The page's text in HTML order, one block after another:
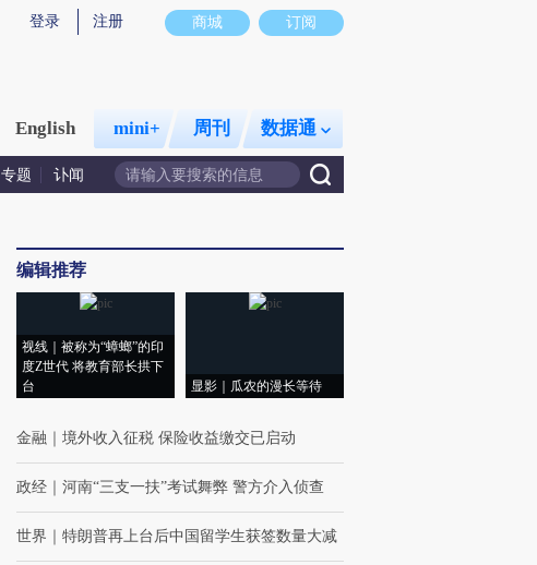
商城 订阅
登录 注册
English mini+ 周刊 数据通
专题 讣闻
编辑推荐
视线｜被称为“蟑螂”的印
度Z世代 将教育部长拱下
台
显影｜瓜农的漫长等待
金融 境外收入征税 保险收益缴交已启动
政经 河南“三支一扶”考试舞弊 警方介入侦查
世界 特朗普再上台后中国留学生获签数量大减